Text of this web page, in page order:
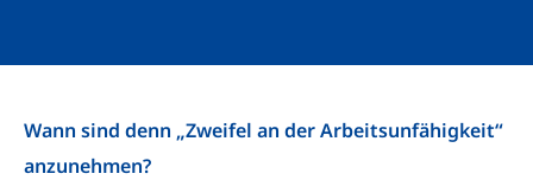
Wann sind denn „Zweifel an der Arbeitsunfähigkeit“
anzunehmen?